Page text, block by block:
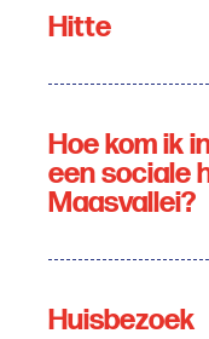
Hitte
Hoe kom ik
een sociale
Maasvallei?
Huisbezoek